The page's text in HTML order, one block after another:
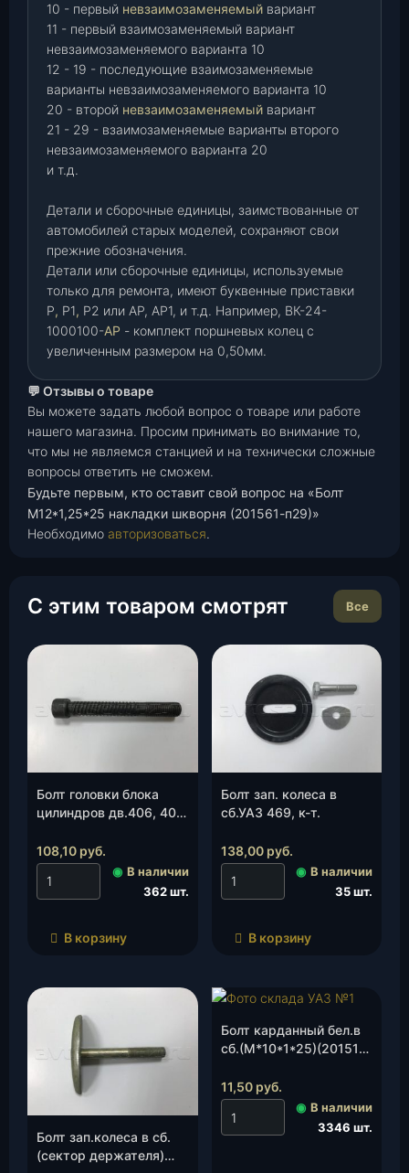
10 - первый невзаимозаменяемый вариант
11 - первый взаимозаменяемый вариант
невзаимозаменяемого варианта 10
12 - 19 - последующие взаимозаменяемые
варианты невзаимозаменяемого варианта 10
20 - второй невзаимозаменяемый вариант
21 - 29 - взаимозаменяемые варианты второго
невзаимозаменяемого варианта 20
и т.д.
Детали и сборочные единицы, заимствованные от
автомобилей старых моделей, сохраняют свои
прежние обозначения.
Детали или сборочные единицы, используемые
только для ремонта, имеют буквенные приставки
Р, Р1, Р2 или АР, АР1, и т.д. Например, ВК-24-
1000100-АР - комплект поршневых колец с
увеличенным размером на 0,50мм.
💬 Отзывы о товаре
Вы можете задать любой вопрос о товаре или работе
нашего магазина. Просим принимать во внимание то,
что мы не являемся станцией и на технически сложные
вопросы ответить не сможем.
Будьте первым, кто оставит свой вопрос на «Болт
М12*1,25*25 накладки шкворня (201561-п29)»
Необходимо авторизоваться.
С этим товаром смотрят Все
Болт головки блока
цилиндров дв.406, 409
(406.1003050-10), шт.
108,10 руб.
◉ В наличии
362 шт.
В корзину
Болт зап. колеса в
сб.УАЗ 469, к-т.
138,00 руб.
◉ В наличии
35 шт.
В корзину
Болт зап.колеса в сб.
(сектор держателя)
Болт карданный бел.в
сб.(М*10*1*25)(201518-
11,50 руб.
◉ В наличии
3346 шт.